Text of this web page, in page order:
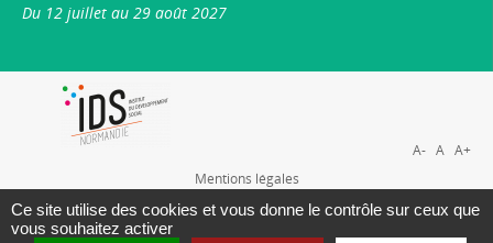
Du 12 juillet au 29 août 2027
Mentions légales
Plan du site
Nous contacter
A- A A+
Ce site utilise des cookies et vous donne le contrôle sur ceux que
vous souhaitez activer